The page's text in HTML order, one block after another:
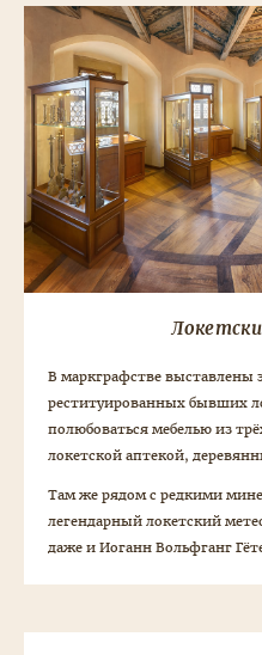
В маркграфстве выставлены
реституированных бывших
полюбоваться мебелью из
локетской аптекой,
Там же рядом с редкими
легендарный локетский
даже и Иоганн Вольфганг